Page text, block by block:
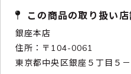
この商品の取り扱い店
銀座本店
住所：〒104-0061
東京都中央区銀座５丁目５